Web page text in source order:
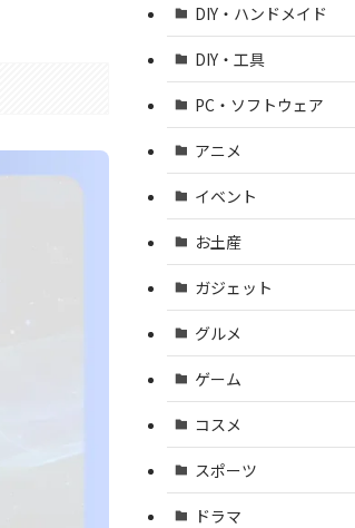
DIY・ハンドメイド
DIY・工具
PC・ソフトウェア
アニメ
イベント
お土産
ガジェット
グルメ
ゲーム
コスメ
スポーツ
ドラマ